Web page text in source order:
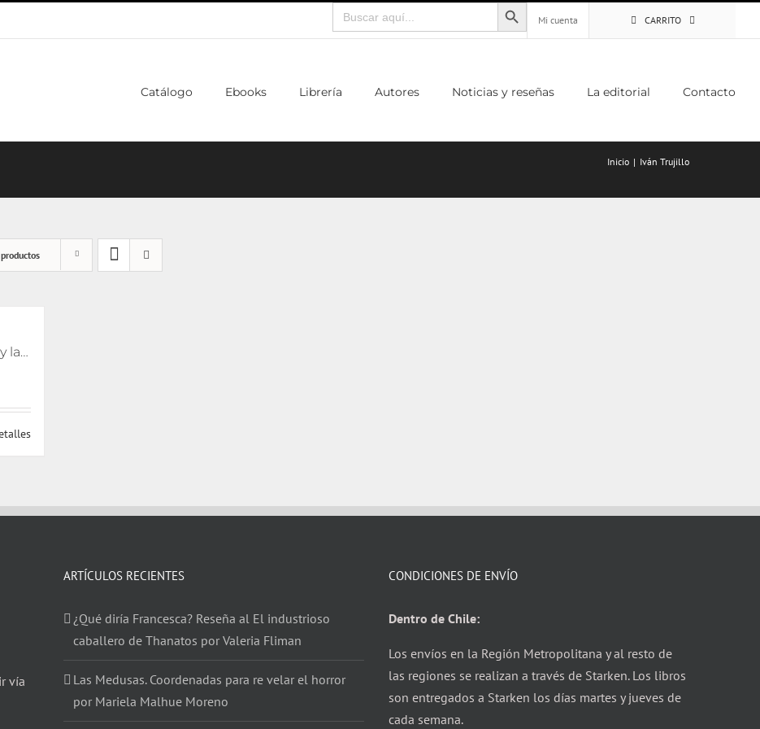
Buscar:
Mi cuenta
CARRITO
Catálogo Ebooks Librería Autores Noticias y reseñas La editorial Contacto
Inicio Iván Trujillo
Arte y hostilidad. La estética hegeliana y la precipitación de la violencia
vía
ARTÍCULOS RECIENTES
¿Qué diría Francesca? Reseña al El industrioso
caballero de Thanatos por Valeria Fliman
Las Medusas. Coordenadas para re velar el horror
por Mariela Malhue Moreno
CONDICIONES DE ENVÍO
Dentro de Chile:
Los envíos en la Región Metropolitana y al resto de
las regiones se realizan a través de Starken. Los libros
son entregados a Starken los días martes y jueves de
cada semana.